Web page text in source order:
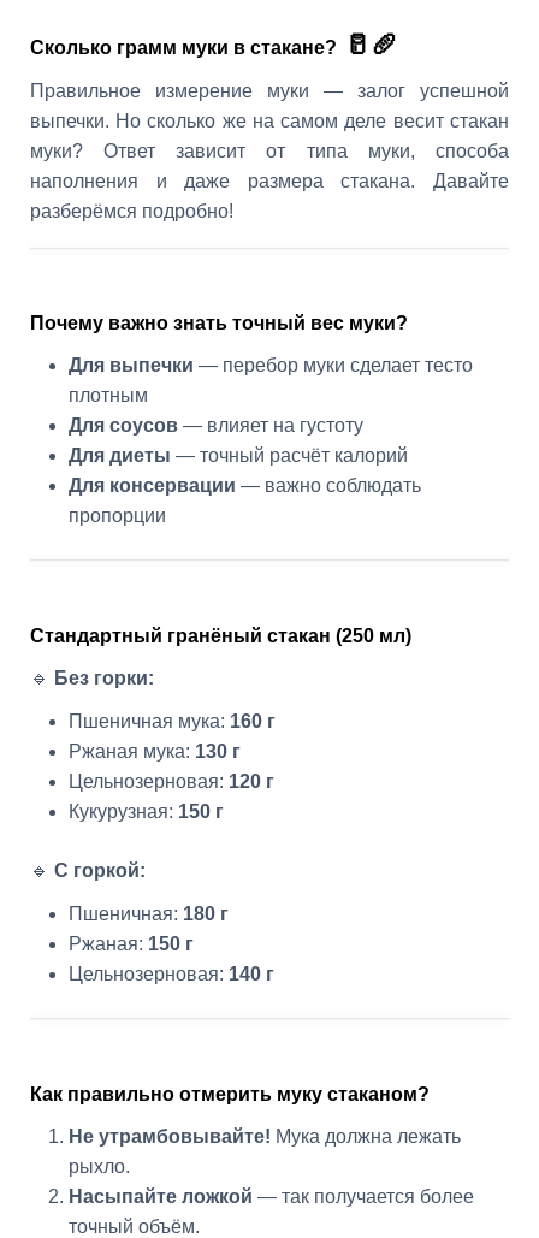
Сколько грамм муки в стакане? 🥛🥖
Правильное измерение муки — залог успешной
выпечки. Но сколько же на самом деле весит стакан
муки? Ответ зависит от типа муки, способа
наполнения и даже размера стакана. Давайте
разберёмся подробно!
Почему важно знать точный вес муки?
Для выпечки — перебор муки сделает тесто
плотным
Для соусов — влияет на густоту
Для диеты — точный расчёт калорий
Для консервации — важно соблюдать
пропорции
Стандартный гранёный стакан (250 мл)
🔹 Без горки:
Пшеничная мука: 160 г
Ржаная мука: 130 г
Цельнозерновая: 120 г
Кукурузная: 150 г
🔹 С горкой:
Пшеничная: 180 г
Ржаная: 150 г
Цельнозерновая: 140 г
Как правильно отмерить муку стаканом?
Не утрамбовывайте! Мука должна лежать
рыхло.
Насыпайте ложкой — так получается более
точный объём.